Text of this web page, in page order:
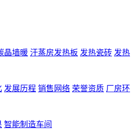
晶墙暖 汗蒸房发热板 发热瓷砖 发热
发展历程 销售网络 荣誉资质 厂房环
智能制造车间